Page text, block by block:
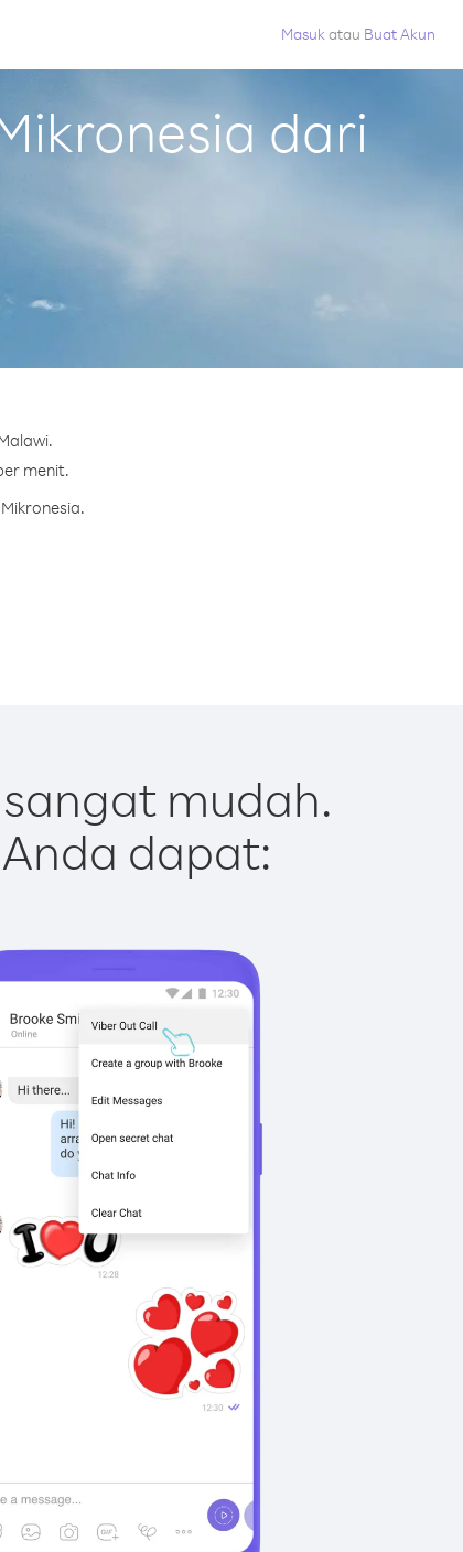
Masuk atau Buat Akun
dari
menit.
mudah.
dapat: